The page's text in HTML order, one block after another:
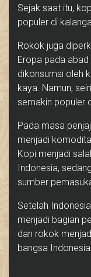
Sejak saat itu,
populer di
Rokok juga
Eropa pada
dikonsumsi oleh
kaya. Namun,
semakin populer
Pada masa
menjadi
Kopi menjadi
Indonesia,
sumber
Setelah
menjadi bagian
dan rokok
bangsa